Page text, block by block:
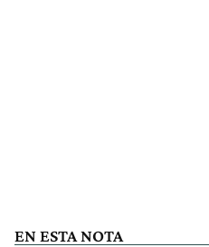
EN ESTA NOTA